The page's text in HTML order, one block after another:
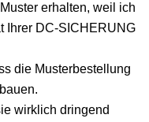
erhalten, weil ich
Ihrer DC-SICHERUNG
die Musterbestellung
wirklich dringend